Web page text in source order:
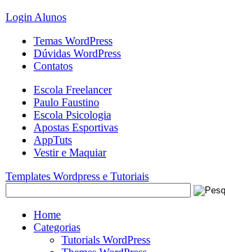
Login Alunos
Temas WordPress
Dúvidas WordPress
Contatos
Escola Freelancer
Paulo Faustino
Escola Psicologia
Apostas Esportivas
AppTuts
Vestir e Maquiar
Templates Wordpress e Tutoriais
Home
Categorias
Tutorials WordPress